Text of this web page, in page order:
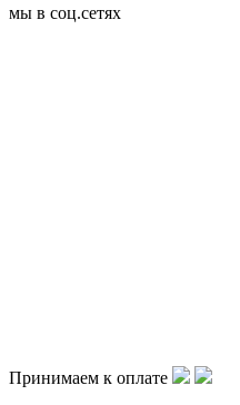
мы в соц.сетях
Принимаем к оплате